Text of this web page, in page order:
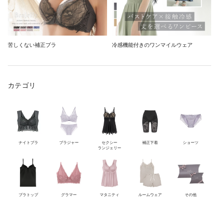
苦しくない補正ブラ 冷感機能付きのワンマイルウェア
カテゴリ
ナイトブラ ブラジャー
セクシー
ランジェリー
補正下着 ショーツ
ブラトップ グラマー マタニティ ルームウェア その他